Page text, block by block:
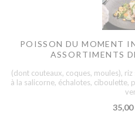
POISSON DU MOMENT
ASSORTIMENTS
(dont couteaux, coques, moules),
à la salicorne, échalotes, ciboulette,
35,00